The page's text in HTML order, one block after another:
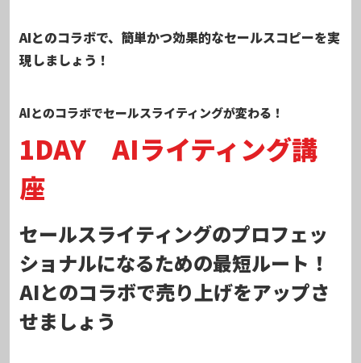
AIとのコラボで、簡単かつ効果的なセールスコピーを実
現しましょう！
AIとのコラボでセールスライティングが変わる！
1DAY AIライティング講
座
セールスライティングのプロフェッ
ショナルになるための最短ルート！
AIとのコラボで売り上げをアップさ
せましょう